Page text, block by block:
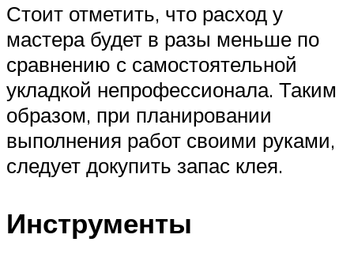
Стоит отметить, что расход у
мастера будет в разы меньше по
сравнению с самостоятельной
укладкой непрофессионала. Таким
образом, при планировании
выполнения работ своими руками,
следует докупить запас клея.
Инструменты